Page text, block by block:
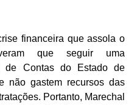
financeira que assola o
que seguir uma
de Contas do Estado de
não gastem recursos das
Portanto, Marechal